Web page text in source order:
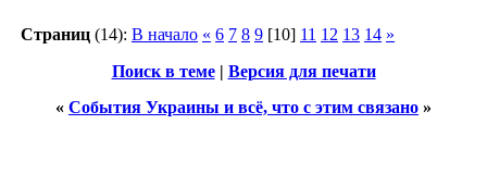
Страниц (14): В начало « 6 7 8 9 [10] 11 12 13 14 »
Поиск в теме| Версия для печати
« События Украины и всё, что с этим связано »